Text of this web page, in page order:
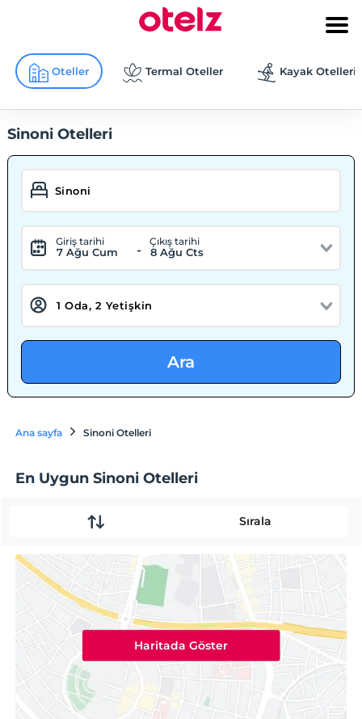
Oteller Termal Oteller Kayak Otelleri
Sinoni Otelleri
Giriş tarihi
7 Ağu Cum -
Çıkış tarihi
8 Ağu Cts
Ara
Ana sayfa Sinoni Otelleri
En Uygun Sinoni Otelleri
Sırala
Haritada Göster